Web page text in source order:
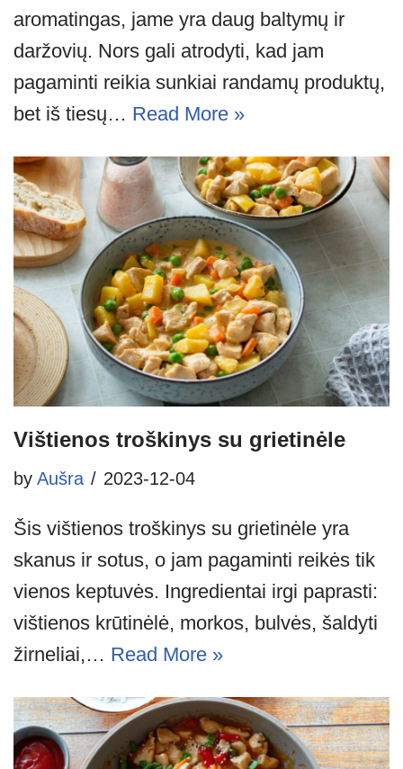
aromatingas, jame yra daug baltymų ir
daržovių. Nors gali atrodyti, kad jam
pagaminti reikia sunkiai randamų produktų,
bet iš tiesų… Read More »
Vištienos troškinys su grietinėle
by Aušra 2023-12-04
Šis vištienos troškinys su grietinėle yra
skanus ir sotus, o jam pagaminti reikės tik
vienos keptuvės. Ingredientai irgi paprasti:
vištienos krūtinėlė, morkos, bulvės, šaldyti
žirneliai,… Read More »